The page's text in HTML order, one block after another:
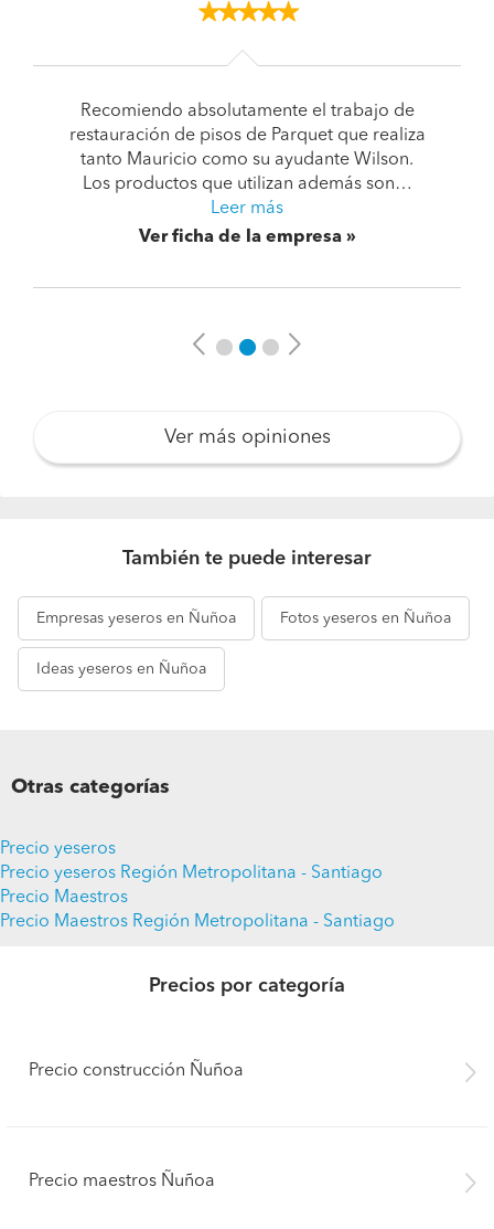
Recomiendo absolutamente el trabajo de
restauración de pisos de Parquet que realiza
tanto Mauricio como su ayudante Wilson.
Los productos que utilizan además son…
Leer más
Ver ficha de la empresa
Previous Next
Ver más opiniones
También te puede interesar
Empresas yeseros en Ñuñoa Fotos yeseros en Ñuñoa
Ideas yeseros en Ñuñoa
Otras categorías
Precio yeseros
Precio yeseros Región Metropolitana - Santiago
Precio Maestros
Precio Maestros Región Metropolitana - Santiago
Precios por categoría
Precio construcción Ñuñoa
Precio maestros ÑuñoaPide presupuestos